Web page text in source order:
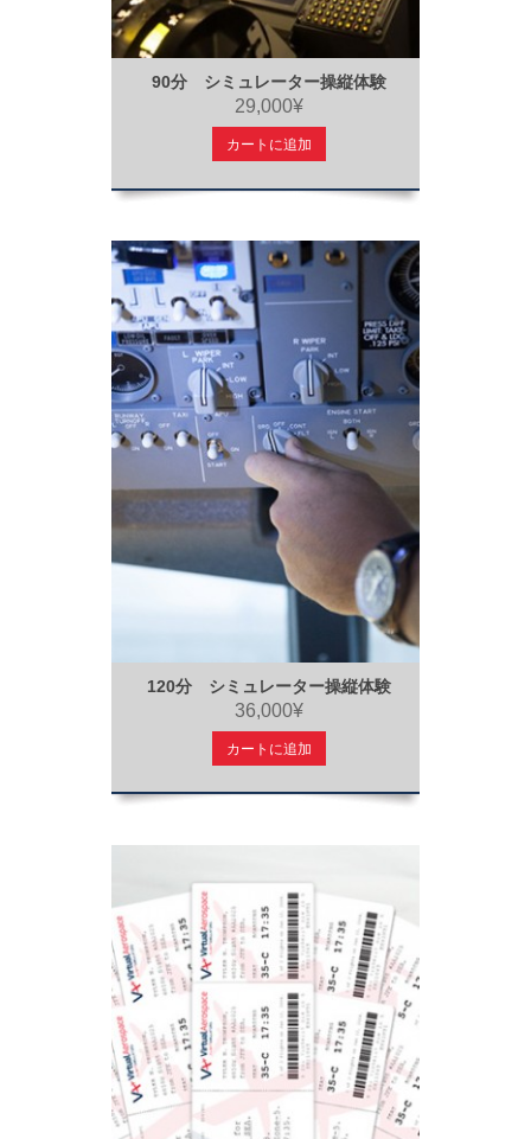
90分 シミュレーター操縦体験
29,000¥
カートに追加
120分 シミュレーター操縦体験
36,000¥
カートに追加